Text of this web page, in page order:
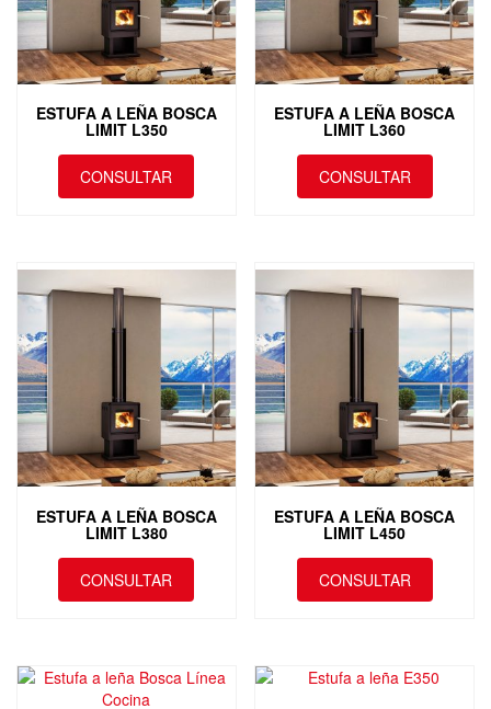
ESTUFA A LEÑA BOSCA
LIMIT L350
CONSULTAR
ESTUFA A LEÑA BOSCA
LIMIT L360
CONSULTAR
ESTUFA A LEÑA BOSCA
LIMIT L380
CONSULTAR
ESTUFA A LEÑA BOSCA
LIMIT L450
CONSULTAR